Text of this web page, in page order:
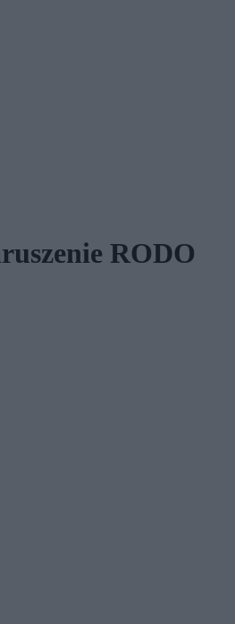
RODO